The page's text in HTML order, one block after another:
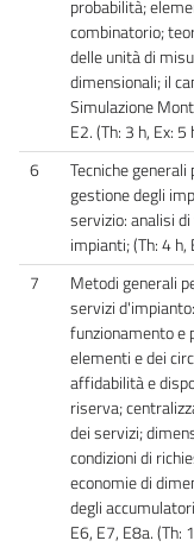
probabilità;
combinatorio;
delle unità di
dimensionali; il
Simulazione
E2. (Th: 3 h, Ex: 5
6
Tecniche
gestione degli
servizio: analisi
impianti; (Th: 4 h,
7
Metodi generali
servizi
funzionamento e
elementi e dei
affidabilità e
riserva;
dei servizi;
condizioni di
economie di
degli
E6, E7, E8a. (Th: